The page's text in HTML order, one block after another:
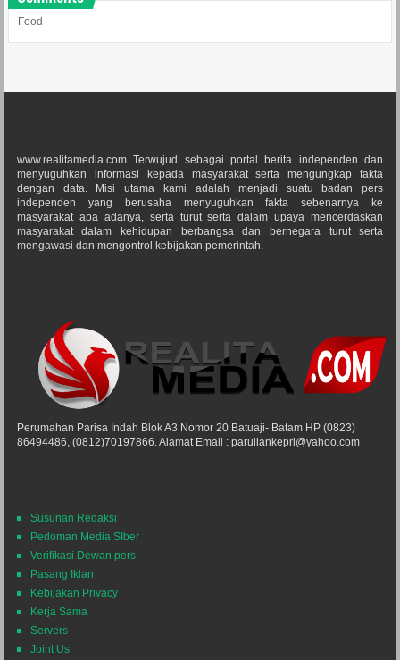
Food
www.realitamedia.com Terwujud sebagai portal berita independen dan
menyuguhkan informasi kepada masyarakat serta mengungkap fakta
dengan data. Misi utama kami adalah menjadi suatu badan pers
independen yang berusaha menyuguhkan fakta sebenarnya ke
masyarakat apa adanya, serta turut serta dalam upaya mencerdaskan
masyarakat dalam kehidupan berbangsa dan bernegara turut serta
mengawasi dan mengontrol kebijakan pemerintah.
Perumahan Parisa Indah Blok A3 Nomor 20 Batuaji- Batam HP (0823)
86494486, (0812)70197866. Alamat Email : paruliankepri@yahoo.com
Susunan Redaksi
Pedoman Media SIber
Verifikasi Dewan pers
Pasang Iklan
Kebijakan Privacy
Kerja Sama
Servers
Joint Us